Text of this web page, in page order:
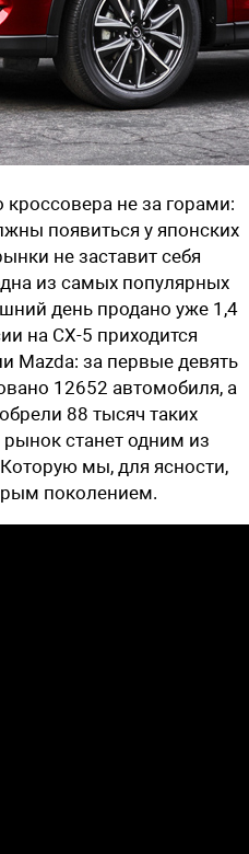
кроссовера не за горами:
появиться у японских
не заставит себя
из самых популярных
день продано уже 1,4
на CX-5 приходится
Mazda: за первые девять
12652 автомобиля, а
88 тысяч таких
станет одним из
мы, для ясности,
поколением.